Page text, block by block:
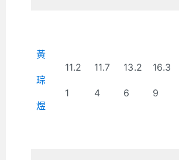
黃
琮
煜
11.2
1
11.7
4
13.2
6
16.3
9